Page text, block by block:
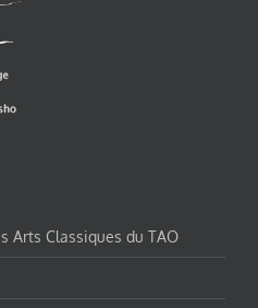
Arts Classiques du TAO